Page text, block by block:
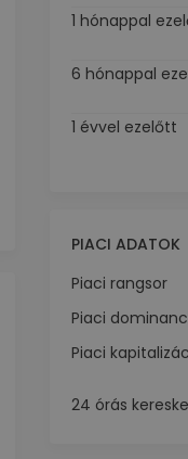
1 hónappal
6 hónappal
1 évvel ezelőtt
PIACI ADATOK
Piaci rangsor
Piaci
Piaci
24 órás